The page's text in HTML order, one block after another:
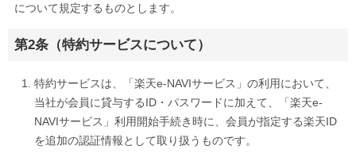
について規定するものとします。
第2条（特約サービスについて）
特約サービスは、「楽天e-NAVIサービス」の利用において、
当社が会員に貸与するID・パスワードに加えて、「楽天e-
NAVIサービス」利用開始手続き時に、会員が指定する楽天ID
を追加の認証情報として取り扱うものです。